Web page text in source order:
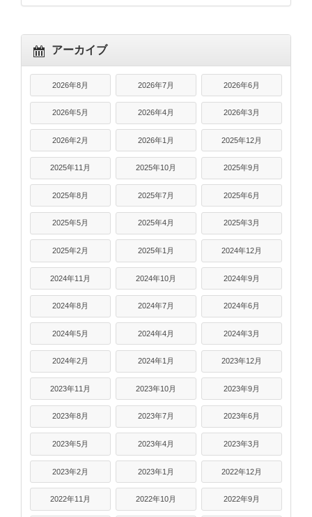
アーカイブ
2026年8月 2026年7月 2026年6月
2026年5月 2026年4月 2026年3月
2026年2月 2026年1月 2025年12月
2025年11月 2025年10月 2025年9月
2025年8月 2025年7月 2025年6月
2025年5月 2025年4月 2025年3月
2025年2月 2025年1月 2024年12月
2024年11月 2024年10月 2024年9月
2024年8月 2024年7月 2024年6月
2024年5月 2024年4月 2024年3月
2024年2月 2024年1月 2023年12月
2023年11月 2023年10月 2023年9月
2023年8月 2023年7月 2023年6月
2023年5月 2023年4月 2023年3月
2023年2月 2023年1月 2022年12月
2022年11月 2022年10月 2022年9月